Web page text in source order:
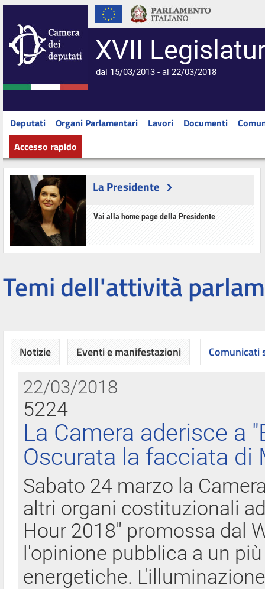
XVII
dal 15/03/2013 - al 22/03/2018
Deputati Organi Parlamentari Lavori Documenti
Accesso rapido
La Presidente
Vai alla home page della Presidente
Temi dell'attività
Notizie Eventi e manifestazioni Comunicati
22/03/2018
5224
La Camera aderisce a
Oscurata la facciata di
Sabato 24 marzo la
altri organi costituzionali
Hour 2018" promossa dal
l'opinione pubblica a un
energetiche.